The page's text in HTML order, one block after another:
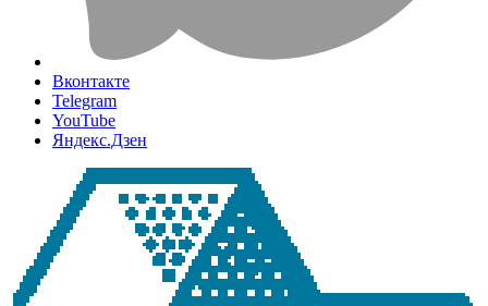
Вконтакте
Telegram
YouTube
Яндекс.Дзен